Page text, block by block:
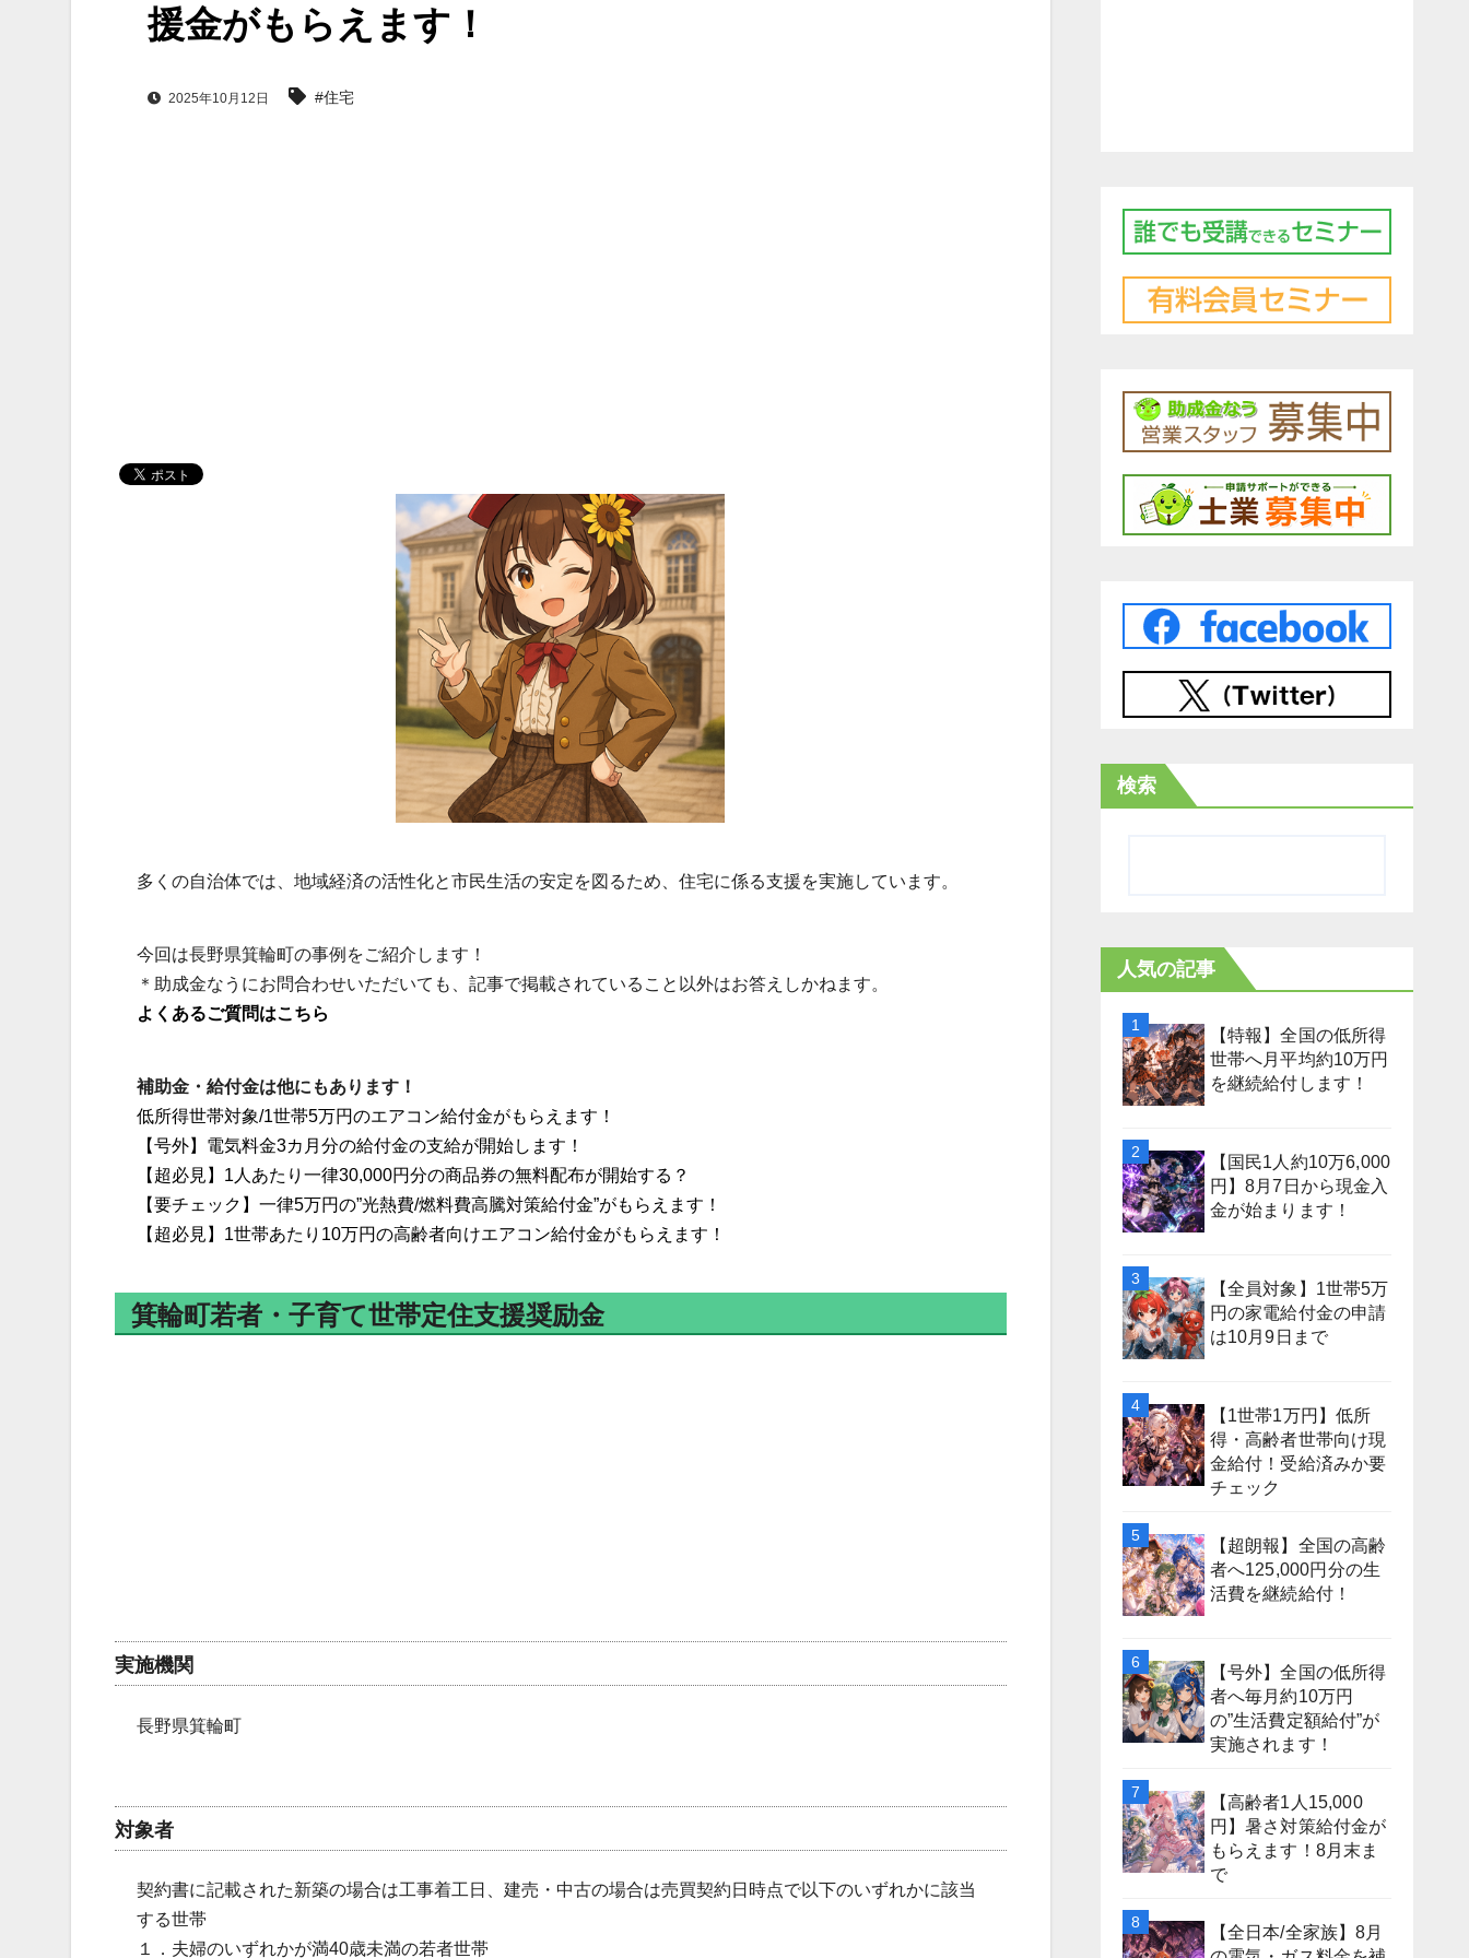
援金がもらえます！
2025年10月12日 #住宅
多くの自治体では、地域経済の活性化と市民生活の安定を図るため、住宅に係る支援を実施しています。
今回は長野県箕輪町の事例をご紹介します！
＊助成金なうにお問合わせいただいても、記事で掲載されていること以外はお答えしかねます。
よくあるご質問はこちら
補助金・給付金は他にもあります！
低所得世帯対象/1世帯5万円のエアコン給付金がもらえます！
【号外】電気料金3カ月分の給付金の支給が開始します！
【超必見】1人あたり一律30,000円分の商品券の無料配布が開始する？
【要チェック】一律5万円の”光熱費/燃料費高騰対策給付金”がもらえます！
【超必見】1世帯あたり10万円の高齢者向けエアコン給付金がもらえます！
箕輪町若者・子育て世帯定住支援奨励金
実施機関
長野県箕輪町
対象者
契約書に記載された新築の場合は工事着工日、建売・中古の場合は売買契約日時点で以下のいずれかに該当
する世帯
１．夫婦のいずれかが満40歳未満の若者世帯
検索
人気の記事
【特報】全国の低所得
世帯へ月平均約10万円
を継続給付します！
【国民1人約10万6,000
円】8月7日から現金入
金が始まります！
【全員対象】1世帯5万
円の家電給付金の申請
は10月9日まで
【1世帯1万円】低所
得・高齢者世帯向け現
金給付！受給済みか要
チェック
【超朗報】全国の高齢
者へ125,000円分の生
活費を継続給付！
【号外】全国の低所得
者へ毎月約10万円
の”生活費定額給付”が
実施されます！
【高齢者1人15,000
円】暑さ対策給付金が
もらえます！8月末ま
で
【全日本/全家族】8月